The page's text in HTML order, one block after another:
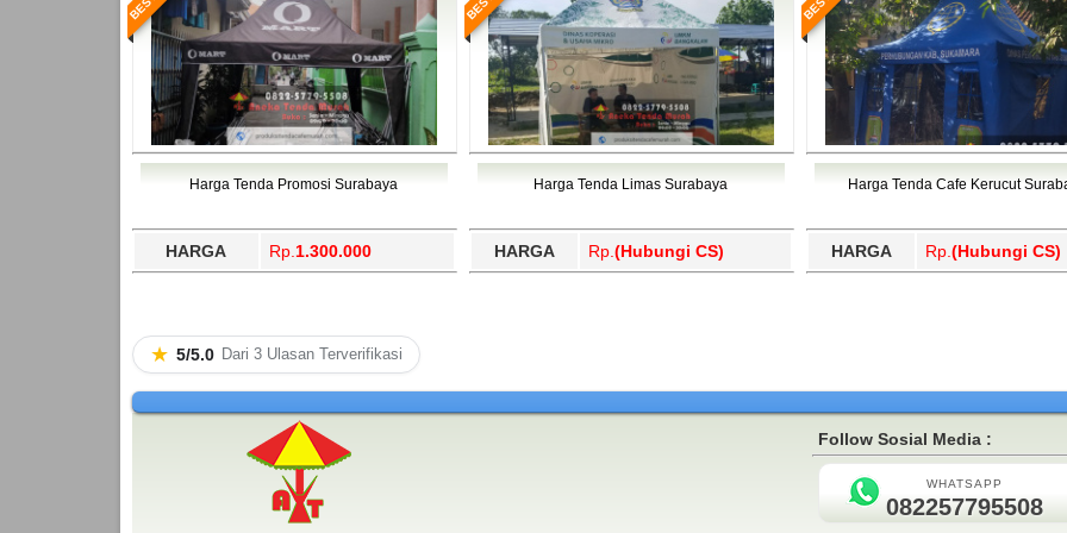
Harga Tenda Promosi Surabaya
HARGA Rp. 1.300.000
Harga Tenda Limas Surabaya
HARGA Rp. (Hubungi CS)
Harga Tenda Cafe Kerucut
HARGA Rp. (Hubungi CS)
★ 5/5.0 Dari 3 Ulasan Terverifikasi
Follow Sosial Media :
WHATSAPP
082257795508